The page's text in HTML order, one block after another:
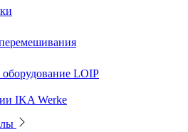
пищевой промышленности и
воздуха